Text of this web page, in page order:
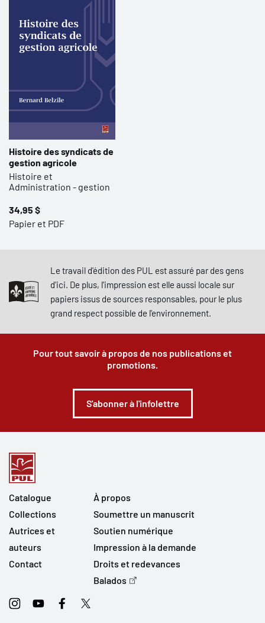
Histoire des syndicats de
gestion agricole
Histoire et
Administration - gestion
34,95 $
Papier et PDF
Le travail d'édition des PUL est assuré par des gens
d'ici. De plus, l'impression est elle aussi locale sur
papiers issus de sources responsables, pour le plus
grand respect possible de l'environnement.
Pour tout savoir à propos de nos publications et
promotions.
S'abonner à l'infolettre
Catalogue
Collections
Autrices et
auteurs
Contact
À propos
Soumettre un manuscrit
Soutien numérique
Impression à la demande
Droits et redevances
Balados
InstagramYoutubeFacebookTwitter